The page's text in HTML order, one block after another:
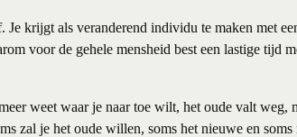
krijgt als veranderend individu te maken met
voor de gehele mensheid best een lastige tijd
weet waar je naar toe wilt, het oude valt weg,
zal je het oude willen, soms het nieuwe en